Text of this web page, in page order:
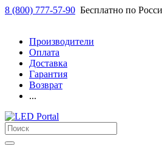
8 (800) 777-57-90 Бесплатно по
Производители
Оплата
Доставка
Гарантия
Возврат
...